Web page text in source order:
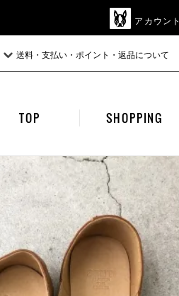
アカウント
送料・支払い・ポイント・返品について
TOP SHOPPING